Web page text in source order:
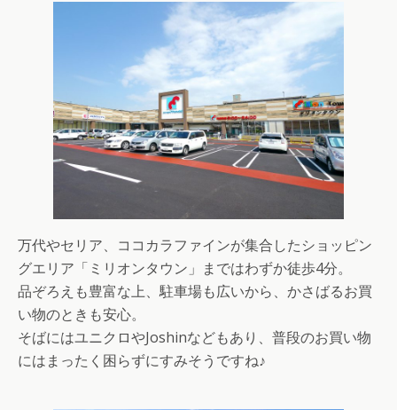
万代やセリア、ココカラファインが集合したショッピン
グエリア「ミリオンタウン」まではわずか徒歩4分。
品ぞろえも豊富な上、駐車場も広いから、かさばるお買
い物のときも安心。
そばにはユニクロやJoshinなどもあり、普段のお買い物
にはまったく困らずにすみそうですね♪